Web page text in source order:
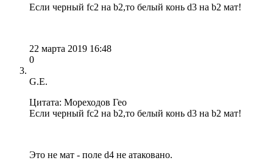
Если черный fc2 на b2,то белый конь d3 на b2 мат!
22 марта 2019 16:48
0
G.E.
Цитата: Мореходов Гео
Если черный fc2 на b2,то белый конь d3 на b2 мат!
Это не мат - поле d4 не атаковано.